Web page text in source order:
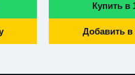
Купить в
Добавить в